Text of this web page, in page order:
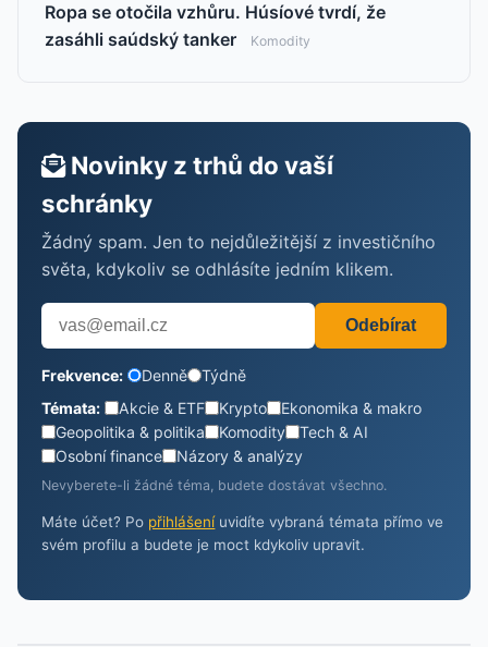
Ropa se otočila vzhůru. Húsíové tvrdí, že
zasáhli saúdský tanker
Komodity
Novinky z trhů do vaší
schránky
Žádný spam. Jen to nejdůležitější z investičního
světa, kdykoliv se odhlásíte jedním klikem.
Odebírat
Frekvence: Denně
Týdně
Témata:
Akcie & ETF Krypto
Ekonomika & makro
Geopolitika & politika
Komodity
Tech & AI
Osobní finance
Názory & analýzy
Nevyberete-li žádné téma, budete dostávat všechno.
Máte účet? Po přihlášeníuvidíte vybraná témata přímo ve
svém profilu a budete je moct kdykoliv upravit.